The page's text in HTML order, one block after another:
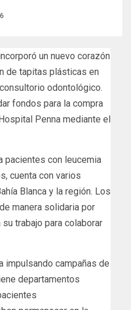
un nuevo corazón
de tapitas plásticas en
odontológico.
fondos para la compra
Penna mediante el
pacientes con leucemia
cuenta con varios
Blanca y la región. Los
manera solidaria por
su trabajo para colaborar
impulsando campañas de
departamentos